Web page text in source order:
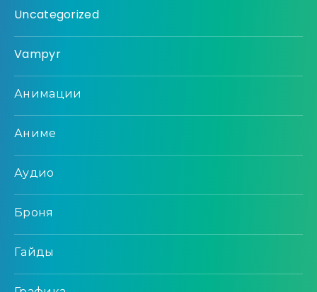
Uncategorized
Vampyr
Анимации
Аниме
Аудио
Броня
Гайды